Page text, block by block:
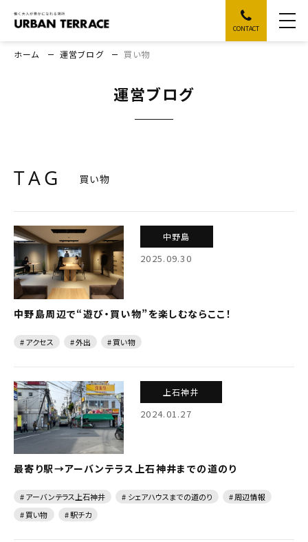
CONTACT
運営ブログ
ホーム 運営ブログ 買い物
TAG 買い物
中野島
2025.09.30
中野島周辺で“遊び・買い物”を楽しむならここ！
# アクセス # 外出 # 買い物
上石神井
2024.01.27
最寄り駅→アーバンテラス上石神井までの道のり
# アーバンテラス上石神井 # シェアハウスまでの道のり
# 周辺情報
# 買い物
# 駅チカ